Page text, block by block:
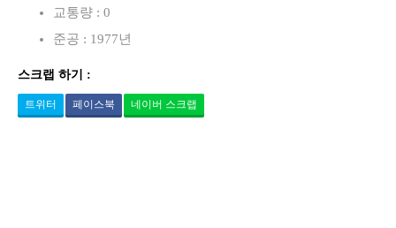
교통량 : 0
준공 : 1977년
스크랩 하기 :
트위터 페이스북 네이버 스크랩